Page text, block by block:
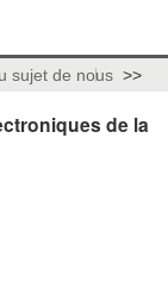
sujet de nous >>
de la